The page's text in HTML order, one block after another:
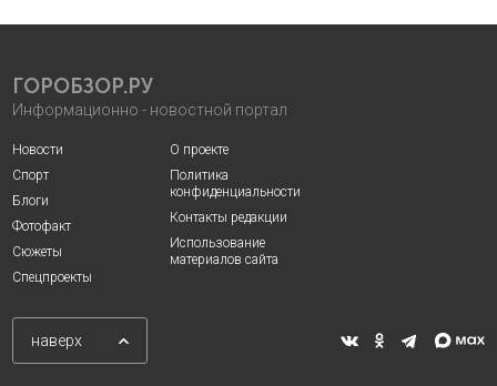
ГОРОБЗОР.РУ
Информационно - новостной портал
Новости
Спорт
Блоги
Фотофакт
Сюжеты
Спецпроекты
О проекте
Политика
конфиденциальности
Контакты редакции
Использование
материалов сайта
наверх